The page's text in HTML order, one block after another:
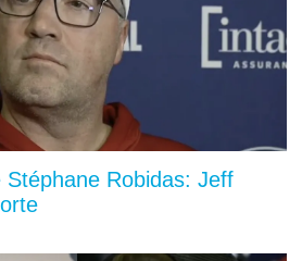
Stéphane Robidas: Jeff